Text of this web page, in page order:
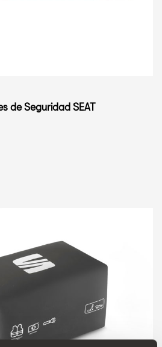
de Seguridad SEAT